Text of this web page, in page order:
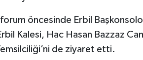
öncesinde Erbil
Kalesi, Hac Hasan Bazzaz
de ziyaret etti.